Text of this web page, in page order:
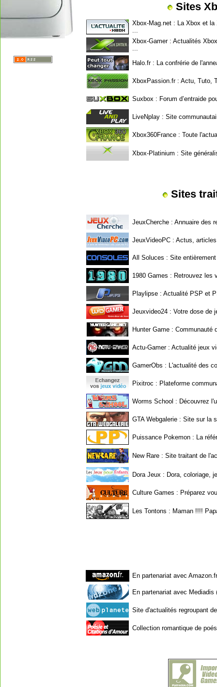
Sites
Xbox-Mag.net: La Xbox et la
...
Xbox-Gamer: Actualités
...
Halo.fr: La confrérie de
XboxPassion.fr: Actu, Tuto,
Suxbox: Forum d’entraide
LiveNplay: Site
Xbox360France: Toute
Xbox-Platinium : Site
Sites
JeuxCherche: Annuaire des
JeuxVideoPC: Actus,
All Soluces : Site
1980 Games : Retrouvez les
Playlipse: Actualité PSP et
Jeuxvideo24: Votre dose de
Hunter Game : Communauté
Actu-Gamer: Actualité jeux
GamerObs : L'actualité des
Pixitroc : Plateforme
Worms School : Découvrez
GTA Webgalerie: Site sur la
Puissance Pokemon: La
New Rare: Site traitant de
Dora Jeux : Dora, coloriage,
Culture Games : Préparez
Les Tontons : Maman !!!!
En partenariat avec
En partenariat avec
Site d'actualités regroupant
Collection romantique de